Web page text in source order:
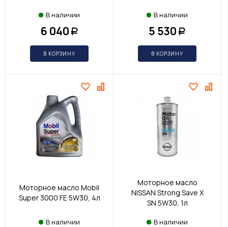
В наличии
6 040 Р
В КОРЗИНУ
В наличии
5 530 Р
В КОРЗИНУ
Моторное масло Mobil
Super 3000 FE 5W30, 4л
В наличии
Моторное масло
NISSAN Strong Save X
SN 5W30, 1л
В наличии